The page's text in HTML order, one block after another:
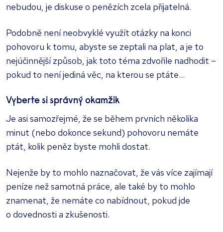
nebudou, je diskuse o penězích zcela přijatelná.
Podobně není neobvyklé využít otázky na konci
pohovoru k tomu, abyste se zeptali na plat, a je to
nejúčinnější způsob, jak toto téma zdvořile nadhodit –
pokud to není jediná věc, na kterou se ptáte...
Vyberte si správný okamžik
Je asi samozřejmé, že se během prvních několika
minut (nebo dokonce sekund) pohovoru nemáte
ptát, kolik peněz byste mohli dostat.
Nejenže by to mohlo naznačovat, že vás více zajímají
peníze než samotná práce, ale také by to mohlo
znamenat, že nemáte co nabídnout, pokud jde
o dovednosti a zkušenosti.